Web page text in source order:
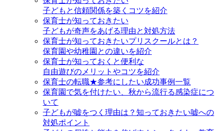
子どもと信頼関係を築くコツを紹介
保育士が知っておきたい
子どもが奇声をあげる理由と対処方法
保育士が知っておきたいプリスクールとは？
保育園や幼稚園との違いを紹介
保育士が知っておくと便利な
自由遊びのメリットやコツを紹介
保育士の転職★参考にしたい成功事例一覧
保育園で気を付けたい、秋から流行る感染症につ
いて
子どもが嘘をつく理由は？知っておきたい嘘への
対処ポイント